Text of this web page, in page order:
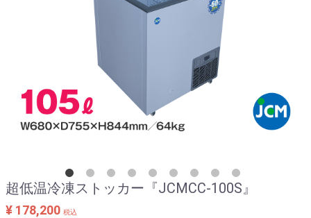
超低温冷凍ストッカー『JCMCC-100S』
¥ 178,200 税込